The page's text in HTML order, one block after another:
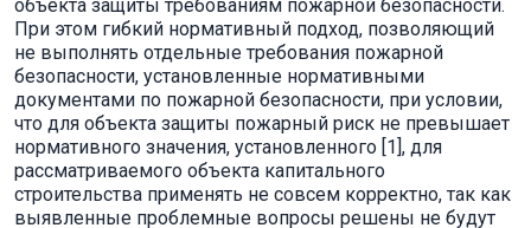
объекта защиты требованиям пожарной безопасности.
При этом гибкий нормативный подход, позволяющий
не выполнять отдельные требования пожарной
безопасности, установленные нормативными
документами по пожарной безопасности, при условии,
что для объекта защиты пожарный риск не превышает
нормативного значения, установленного [1], для
рассматриваемого объекта капитального
строительства применять не совсем корректно, так как
выявленные проблемные вопросы решены не будут